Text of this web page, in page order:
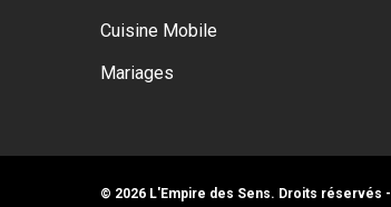
Cuisine Mobile
Mariages
© 2026 L'Empire des Sens. Droits réservés -